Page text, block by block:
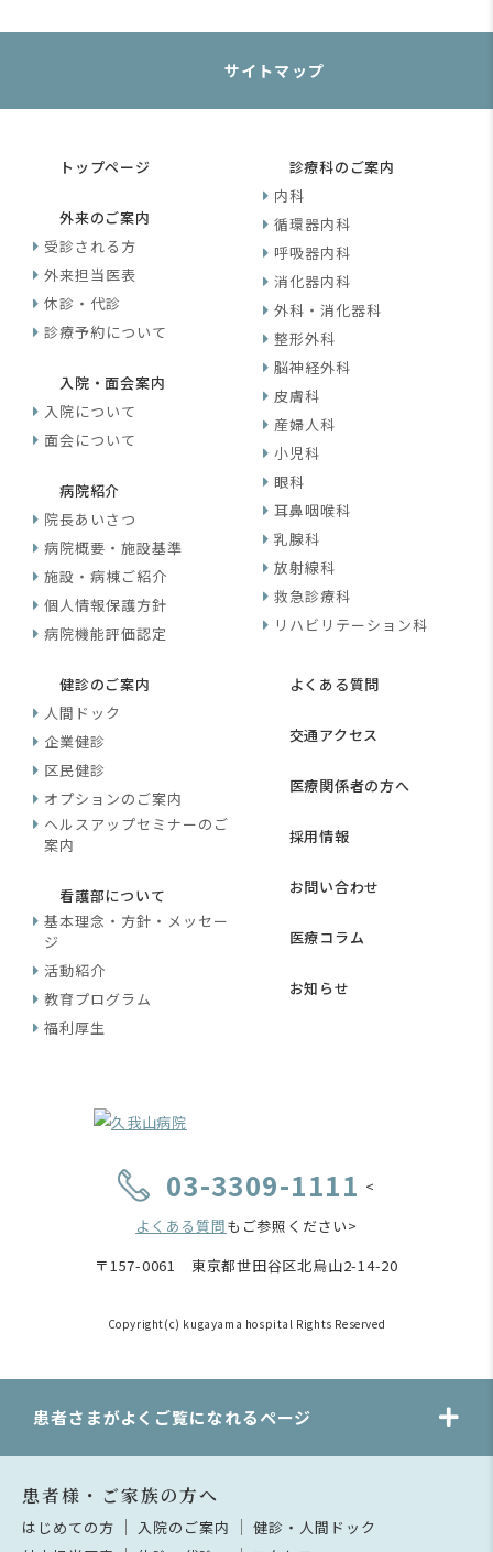
サイトマップ
トップページ
外来のご案内
受診される方
外来担当医表
休診・代診
診療予約について
入院・面会案内
入院について
面会について
病院紹介
院長あいさつ
病院概要・施設基準
施設・病棟ご紹介
個人情報保護方針
病院機能評価認定
診療科のご案内
内科
循環器内科
呼吸器内科
消化器内科
外科・消化器科
整形外科
脳神経外科
皮膚科
産婦人科
小児科
眼科
耳鼻咽喉科
乳腺科
放射線科
救急診療科
リハビリテーション科
健診のご案内
人間ドック
企業健診
区民健診
オプションのご案内
ヘルスアップセミナーのご
案内
看護部について
基本理念・方針・メッセー
ジ
活動紹介
教育プログラム
福利厚生
よくある質問
交通アクセス
医療関係者の方へ
採用情報
お問い合わせ
医療コラム
お知らせ
03-3309-1111 <
よくある質問もご参照ください>
〒157-0061 東京都世田谷区北烏山2-14-20
Copyright(c) kugayama hospital Rights Reserved
患者さまがよくご覧になれるページ
患者様・ご家族の方へ
はじめての方 入院のご案内
健診・人間ドック